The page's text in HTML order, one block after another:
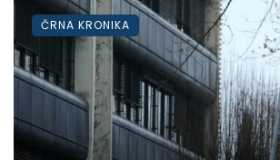
ČRNA KRONIKA